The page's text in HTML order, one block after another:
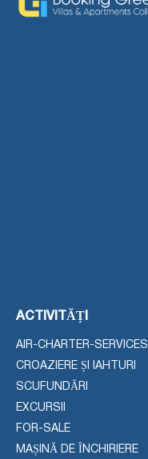
ACTIVITĂȚI
AIR-CHARTER-SERVICES
CROAZIERE ȘI IAHTURI
SCUFUNDĂRI
EXCURSII
FOR-SALE
MAȘINĂ DE ÎNCHIRIERE